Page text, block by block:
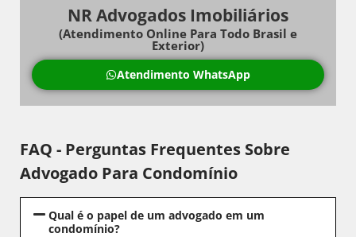
NR Advogados Imobiliários
(Atendimento Online Para Todo Brasil e
Exterior)
Atendimento WhatsApp
FAQ - Perguntas Frequentes Sobre
Advogado Para Condomínio
Qual é o papel de um advogado em um
condomínio?